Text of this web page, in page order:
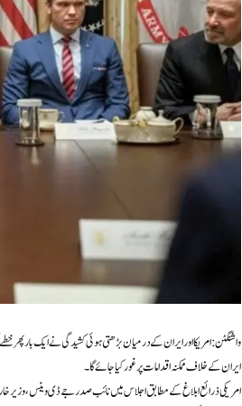
واشنگٹن: امریکا اور ایران کے درمیان بڑھتی ہوئی کشیدگی نے ایک بار
ایران کے خلاف ممکنہ اقدامات پر غور کیا جائے گا۔
امریکی ذرائع ابلاغ کے مطابق اجلاس میں نائب صدر جے ڈی وینس، وزیر